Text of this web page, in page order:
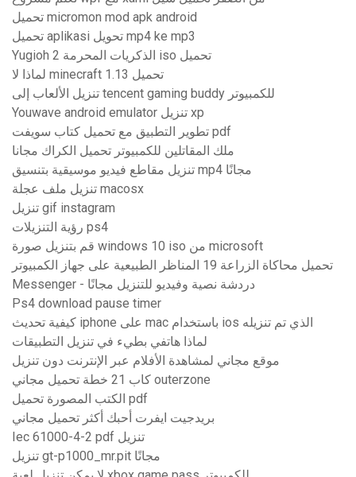
تحميل micromon mod apk android
تحميل aplikasi تحويل mp4 ke mp3
Yugioh الذكريات المحرمة 2 iso تحميل
لماذا لا minecraft 1.13 تحميل
تنزيل الألعاب إلى tencent gaming buddy للكمبيوتر
Youwave android emulator تنزيل xp
تطوير التطبيق مع تحميل كتاب سويفت pdf
ملك المقاتلين للكمبيوتر تحميل الكراك مجانا
تنزيل مقاطع فيديو موسيقية بتنسيق mp4 مجانًا
تنزيل ملف عجلة macosx
تنزيل gif instagram
رؤية التنزيلات ps4
قم بتنزيل صورة windows 10 iso من microsoft
تحميل محاكاة الزراعة 19 المناظر الطبيعية على جهاز الكمبيوتر
Messenger - دردشة نصية وفيديو للتنزيل مجانًا
Ps4 download pause timer
كيفية تحديث iphone على mac باستخدام ios الذي تم تنزيله
لماذا هاتفي بطيء في تنزيل التطبيقات
موقع مجاني لمشاهدة الأفلام عبر الإنترنت دون تنزيل
كاب 21 خطة تحميل مجاني outerzone
الكتب المصورة تحميل pdf
بريدجيت ايفرت أحبك أكثر تحميل مجاني
Iec 61000-4-2 pdf تنزيل
تنزيل gt-p1000_mr.pit مجانًا